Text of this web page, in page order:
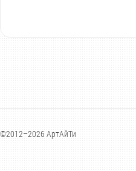
©2012–2026 АртАйТи